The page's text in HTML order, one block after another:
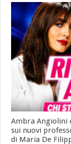
Ambra Angiolini
sui nuovi
di Maria De